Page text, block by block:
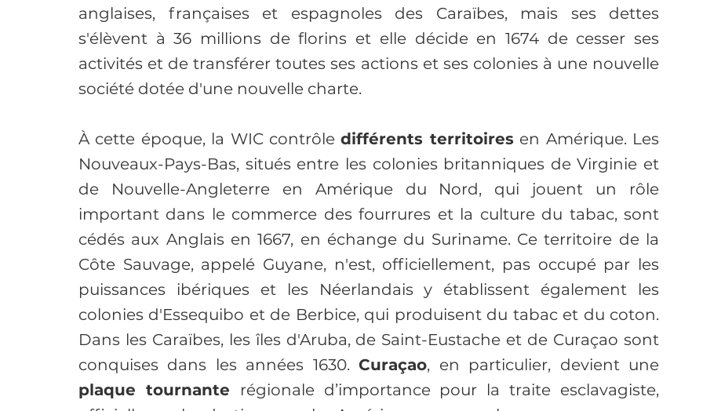
anglaises, françaises et espagnoles des Caraïbes, mais ses dettes
s'élèvent à 36 millions de florins et elle décide en 1674 de cesser ses
activités et de transférer toutes ses actions et ses colonies à une nouvelle
société dotée d'une nouvelle charte.
À cette époque, la WIC contrôle différents territoires en Amérique. Les
Nouveaux-Pays-Bas, situés entre les colonies britanniques de Virginie et
de Nouvelle-Angleterre en Amérique du Nord, qui jouent un rôle
important dans le commerce des fourrures et la culture du tabac, sont
cédés aux Anglais en 1667, en échange du Suriname. Ce territoire de la
Côte Sauvage, appelé Guyane, n'est, officiellement, pas occupé par les
puissances ibériques et les Néerlandais y établissent également les
colonies d'Essequibo et de Berbice, qui produisent du tabac et du coton.
Dans les Caraïbes, les îles d'Aruba, de Saint-Eustache et de Curaçao sont
conquises dans les années 1630. Curaçao
plaque tournante régionale d’importance pour la traite esclavagiste,